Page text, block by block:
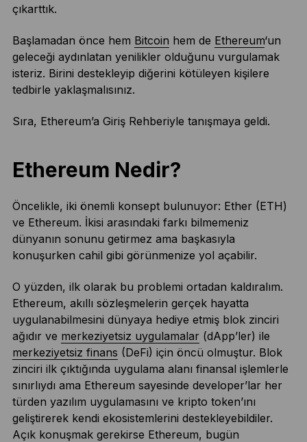
çıkarttık.
Başlamadan önce hem Bitcoin hem de Ethereum‘un
geleceği aydınlatan yenilikler olduğunu vurgulamak
isteriz. Birini destekleyip diğerini kötüleyen kişilere
tedbirle yaklaşmalısınız.
Sıra, Ethereum’a Giriş Rehberiyle tanışmaya geldi.
Ethereum Nedir?
Öncelikle, iki önemli konsept bulunuyor: Ether (ETH)
ve Ethereum. İkisi arasındaki farkı bilmemeniz
dünyanın sonunu getirmez ama başkasıyla
konuşurken cahil gibi görünmenize yol açabilir.
O yüzden, ilk olarak bu problemi ortadan kaldıralım.
Ethereum, akıllı sözleşmelerin gerçek hayatta
uygulanabilmesini dünyaya hediye etmiş blok zinciri
ağıdır ve merkeziyetsiz uygulamalar (dApp’ler) ile
merkeziyetsiz finans (DeFi) için öncü olmuştur. Blok
zinciri ilk çıktığında uygulama alanı finansal işlemlerle
sınırlıydı ama Ethereum sayesinde developer’lar her
türden yazılım uygulamasını ve kripto token’ını
geliştirerek kendi ekosistemlerini destekleyebildiler.
Açık konuşmak gerekirse Ethereum, bugün